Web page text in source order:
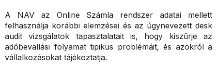
A NAV az Online Számla rendszer adatai mellett
felhasználja korábbi elemzései és az úgynevezett desk
audit vizsgálatok tapasztalatait is, hogy kiszűrje az
adóbevallási folyamat tipikus problémáit, és azokról a
vállalkozásokat tájékoztatja.